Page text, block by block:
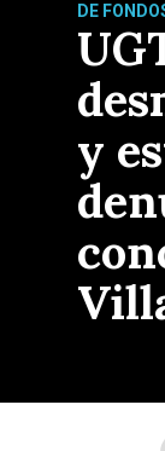
DE
y